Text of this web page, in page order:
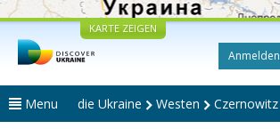
KARTE ZEIGEN
Anmelden
Menu die Ukraine Westen Czernowitz